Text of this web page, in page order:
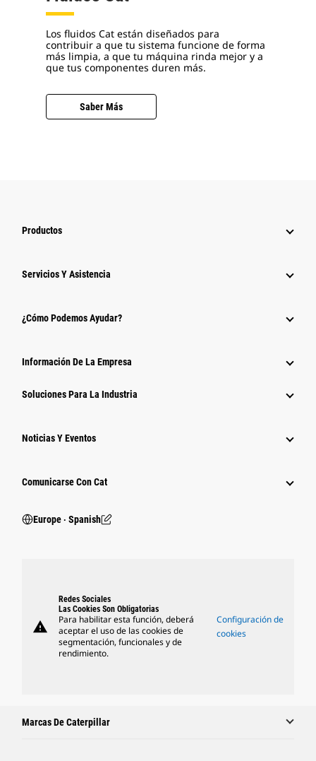
Los fluidos Cat están diseñados para
contribuir a que tu sistema funcione de forma
más limpia, a que tu máquina rinda mejor y a
que tus componentes duren más.
Saber Más
Productos
Servicios Y Asistencia
¿Cómo Podemos Ayudar?
Información De La Empresa
Soluciones Para La Industria
Noticias Y Eventos
Comunicarse Con Cat
Europe ‧ Spanish
warning
Redes Sociales
Las Cookies Son Obligatorias
Para habilitar esta función, deberá
aceptar el uso de las cookies de
segmentación, funcionales y de
rendimiento.
Configuración de
cookies
Marcas De Caterpillar